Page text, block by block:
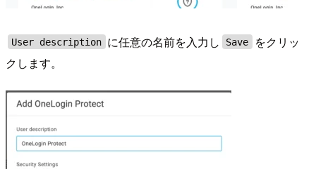
User description に任意の名前を入力し Save
をクリッ
クします。